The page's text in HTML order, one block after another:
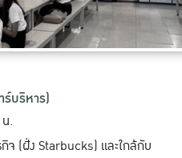
บริหาร)
.
จ (ฝั่ง Starbucks) และใกล้กับ